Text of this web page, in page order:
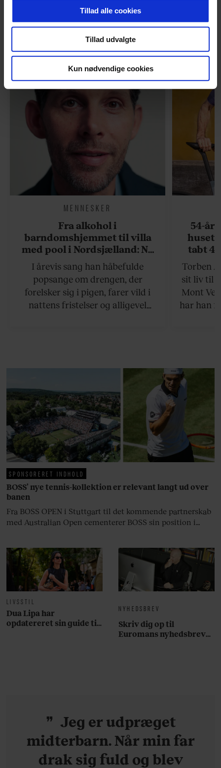
for at sikre funktionalitet, generere statistik og huske dine
præferencer samt til brug for markedsføring, så vi kan
optimere vores reklametiltag på sociale medier og til at
vise dig funktioner i forbindelse med sociale medier.
Du kan til enhver tid trække dit samtykke tilbage via
linket, du finder i vores cookiepolitik. Du kan læse mere
om vores brug af cookies, samarbejdspartnere og
behandling af dine personoplysninger i forbindelse
hermed i både vores
privatlivspolitik cookiepolitik
Tillad alle cookies
Tillad udvalgte
Kun nødvendige cookies
MENNESKER
Fra alkohol i
barndomshjemmet til villa
med pool i Nordsjælland: Nu
skal du høre sandheden om
Rasmus Seebach
I årevis sang han håbefulde
popsange om drengen, der
forelsker sig i pigen, farer vild i
nattens fristelser og alligevel
blevet voksen. Her indtager
fortællerens plads i et portræt om
arv, angst, familieliv, frygten for
at miste stemmen og den
livsglæde, han nægter at give slip
på.
54-
huset
tabt
Torben
sit liv til
Mont
har han
LIVSSTIL
Dua Lipa har
opdatereret sin guide til
NYHEDSBREV
Skriv dig op til
Euromans nyhedsbrev
SPONSORERET INDHOLD
BOSS’ nye tennis-kollektion er relevant langt ud over
banen
Fra BOSS OPEN i Stuttgart til det kommende partnerskab
med Australian Open cementerer BOSS sin position i
Jeg er udpræget
midterbarn. Når min far
drak sig fuld og blev